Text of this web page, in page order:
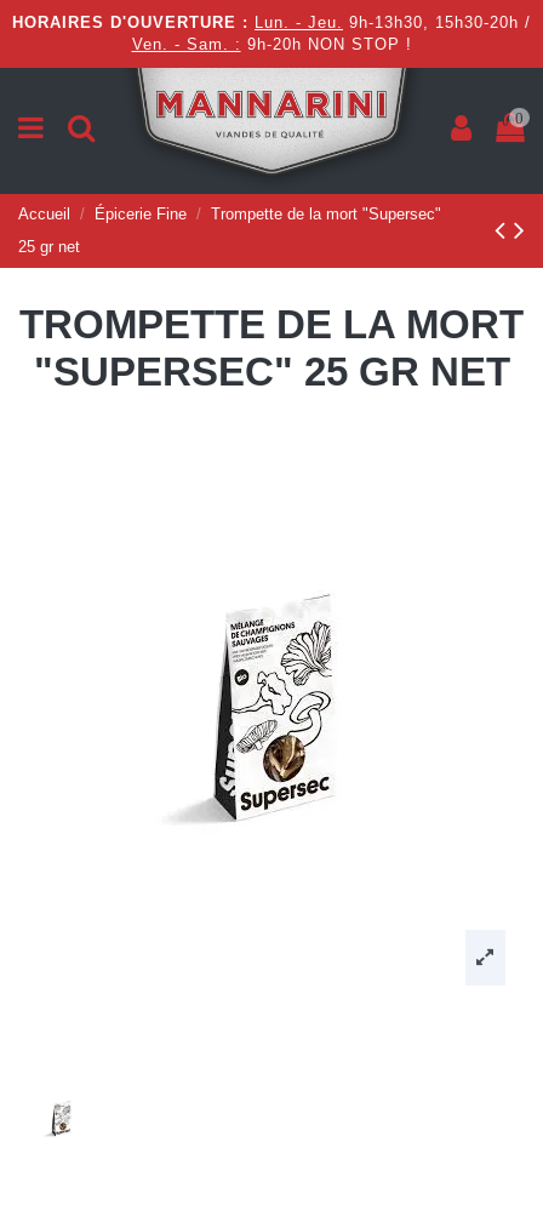
HORAIRES D'OUVERTURE : Lun. - Jeu. 9h-13h30, 15h30-20h /
Ven. - Sam. : 9h-20h NON STOP !
0
Accueil Épicerie Fine
Trompette de la mort "Supersec"
25 gr net
TROMPETTE DE LA MORT
"SUPERSEC" 25 GR NET